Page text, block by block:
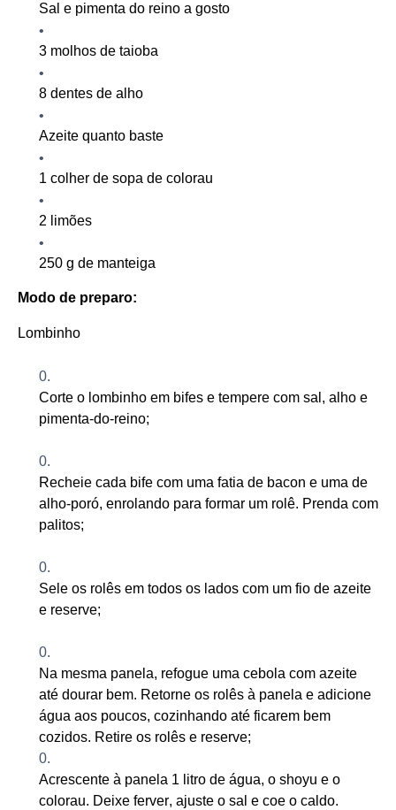
Sal e pimenta do reino a gosto
3 molhos de taioba
8 dentes de alho
Azeite quanto baste
1 colher de sopa de colorau
2 limões
250 g de manteiga
Modo de preparo:
Lombinho
Corte o lombinho em bifes e tempere com sal, alho e
pimenta-do-reino;
Recheie cada bife com uma fatia de bacon e uma de
alho-poró, enrolando para formar um rolê. Prenda com
palitos;
Sele os rolês em todos os lados com um fio de azeite
e reserve;
Na mesma panela, refogue uma cebola com azeite
até dourar bem. Retorne os rolês à panela e adicione
água aos poucos, cozinhando até ficarem bem
cozidos. Retire os rolês e reserve;
Acrescente à panela 1 litro de água, o shoyu e o
colorau. Deixe ferver, ajuste o sal e coe o caldo.